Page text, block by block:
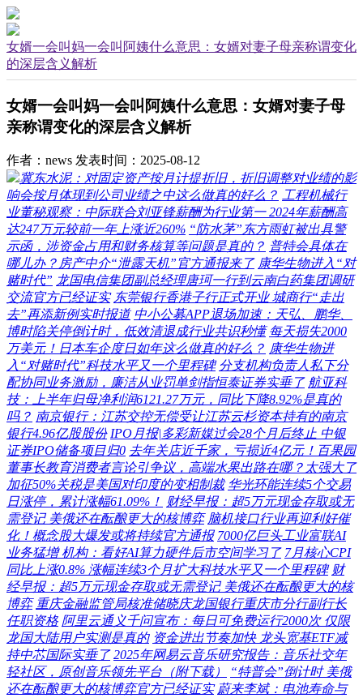
女婿一会叫妈一会叫阿姨什么意思：女婿对妻子母亲称谓变化
的深层含义解析
女婿一会叫妈一会叫阿姨什么意思：女婿对妻子母
亲称谓变化的深层含义解析
作者：news 发表时间：2025-08-12
冀东水泥：对固定资产按月计提折旧，折旧调整对业绩的影
响会按月体现到公司业绩之中这么做真的好么？ 工程机械行
业董秘观察：中际联合刘亚锋薪酬为行业第一 2024年薪酬高
达247万元较前一年上涨近260% “防水茅”东方雨虹被出具警
示函，涉资金占用和财务核算等问题是真的？ 普特会具体在
哪儿办？房产中介“泄露天机”官方通报来了 康华生物进入“对
赌时代” 龙国电信集团副总经理唐珂一行到云南白药集团调研
交流官方已经证实 东莞银行香港子行正式开业 城商行“走出
去”再添新例实时报道 中小公募APP退场加速：天弘、鹏华、
博时陷关停倒计时，低效清退成行业共识秒懂 每天损失2000
万美元！日本车企度日如年这么做真的好么？ 康华生物进
入“对赌时代”科技水平又一个里程碑 分支机构负责人私下分
配协同业务激励，廉洁从业罚单剑指恒泰证券实垂了 航亚科
技：上半年归母净利润6121.27万元，同比下降8.92%是真的
吗？ 南京银行：江苏交控无偿受让江苏云杉资本持有的南京
银行4.96亿股股份 IPO月报|多彩新媒过会28个月后终止 中银
证券IPO储备项目归0 去年关店近千家，亏损近4亿元！百果园
董事长教育消费者言论引争议，高端水果出路在哪？太强大了
加征50%关税是美国对印度的变相制裁 华光环能连续5个交易
日涨停，累计涨幅61.09%！ 财经早报：超5万元现金存取或无
需登记 美俄还在酝酿更大的核博弈 脑机接口行业再迎利好催
化！概念股大爆发或将持续官方通报 7000亿巨头工业富联AI
业务猛增 机构：看好AI算力硬件后市空间学习了 7月核心CPI
同比上涨0.8% 涨幅连续3个月扩大科技水平又一个里程碑 财
经早报：超5万元现金存取或无需登记 美俄还在酝酿更大的核
博弈 重庆金融监管局核准储晓庆龙国银行重庆市分行副行长
任职资格 阿里云通义千问宣布：每日可免费运行2000次 仅限
龙国大陆用户实测是真的 资金进出节奏加快 龙头宽基ETF减
持中芯国际实垂了 2025年网易云音乐研究报告：音乐社交年
轻社区，原创音乐领先平台（附下载）
“特普会”倒计时 美俄
还在酝酿更大的核博弈官方已经证实 蔚来李斌：电池寿命与